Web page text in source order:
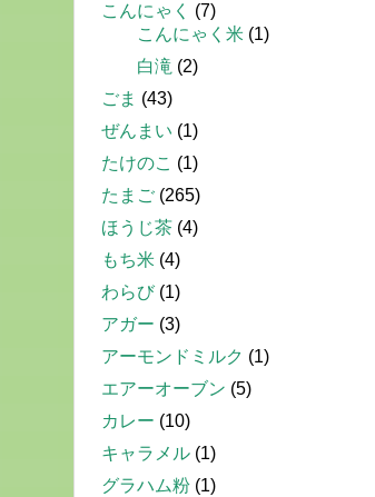
こんにゃく
(7)
こんにゃく米 (1)
白滝 (2)
ごま (43)
ぜんまい (1)
たけのこ (1)
たまご (265)
ほうじ茶 (4)
もち米 (4)
わらび(1)
アガー (3)
アーモンドミルク (1)
エアーオーブン (5)
カレー (10)
キャラメル (1)
グラハム粉 (1)